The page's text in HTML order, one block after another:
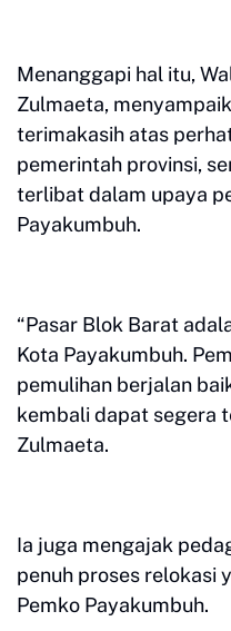
Menanggapi hal itu,
Zulmaeta,
terimakasih atas
pemerintah provinsi,
terlibat dalam upaya
Payakumbuh.
“Pasar Blok Barat
Kota Payakumbuh.
pemulihan berjalan
kembali dapat segera
Zulmaeta.
Ia juga mengajak
penuh proses relokasi
Pemko Payakumbuh.